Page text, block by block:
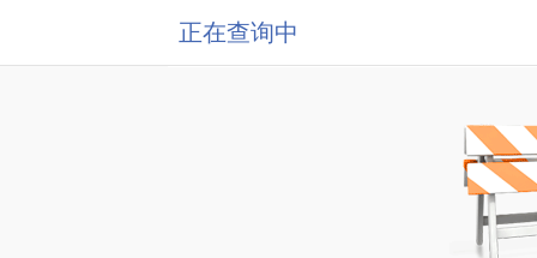
正在查询中